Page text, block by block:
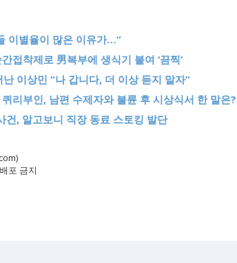
이별율이 많은 이유가…”
접착제로 男복부에 생식기 붙여 ‘끔찍’
난 이상민 “나 갑니다, 더 이상 듣지 말자”
퀴리부인, 남편 수제자와 불륜 후 시상식서 한 말은?
건, 알고보니 직장 동료 스토킹 발단
포 금지